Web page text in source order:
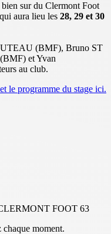
sur du Clermont Foot
qui aura lieu les 28, 29 et 30
(BMF), Bruno ST
et Yvan
au club.
le programme du stage ici.
FOOT 63
moment.